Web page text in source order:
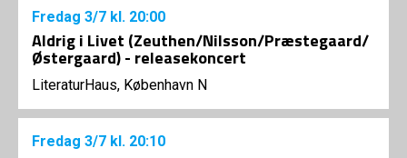
Fredag 3/7 kl. 20:00
Aldrig i Livet (Zeuthen/Nilsson/Præstegaard/
Østergaard) - releasekoncert
LiteraturHaus, København N
Fredag 3/7 kl. 20:10